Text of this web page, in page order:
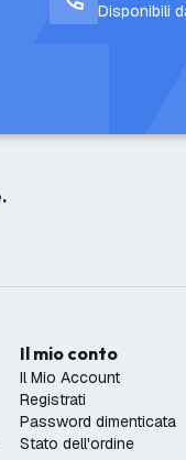
Disponibili
Il mio conto
Il Mio Account
Registrati
Password dimenticata
Stato dell'ordine